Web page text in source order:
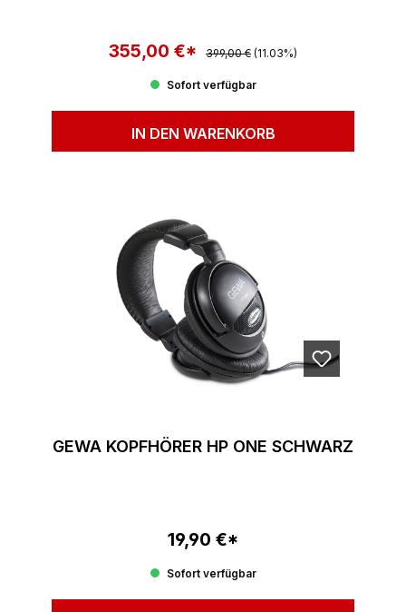
Verkaufspreis:
355,00 €* Regulärer Preis:
399,00 € (11.03%)
Sofort verfügbar
IN DEN WARENKORB
GEWA KOPFHÖRER HP ONE SCHWARZ
Regulärer Preis:
19,90 €*
Sofort verfügbar